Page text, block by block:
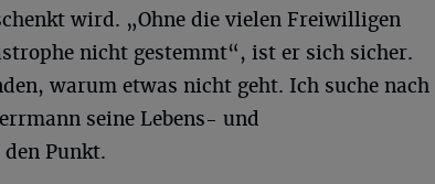
wird. „Ohne die vielen Freiwilligen
nicht gestemmt“, ist er sich sicher.
warum etwas nicht geht. Ich suche nach
seine Lebens- und
Punkt.